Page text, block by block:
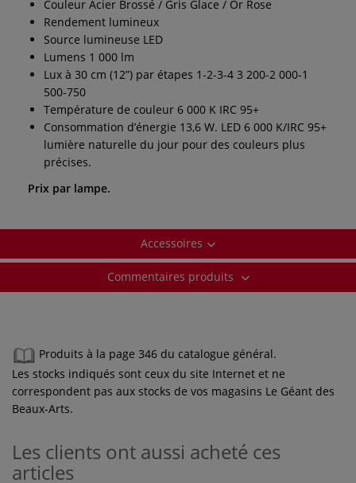
Couleur Acier Brossé / Gris Glace / Or Rose
Rendement lumineux
Source lumineuse LED
Lumens 1 000 lm
Lux à 30 cm (12”) par étapes 1-2-3-4 3 200-2 000-1
500-750
Température de couleur 6 000 K IRC 95+
Consommation d’énergie 13,6 W. LED 6 000 K/IRC 95+
lumière naturelle du jour pour des couleurs plus
précises.
Prix par lampe.
Accessoires
Commentaires produits
Produits à la page 346 du catalogue général.
Les stocks indiqués sont ceux du site Internet et ne
correspondent pas aux stocks de vos magasins Le Géant des
Beaux-Arts.
Les clients ont aussi acheté ces
articles